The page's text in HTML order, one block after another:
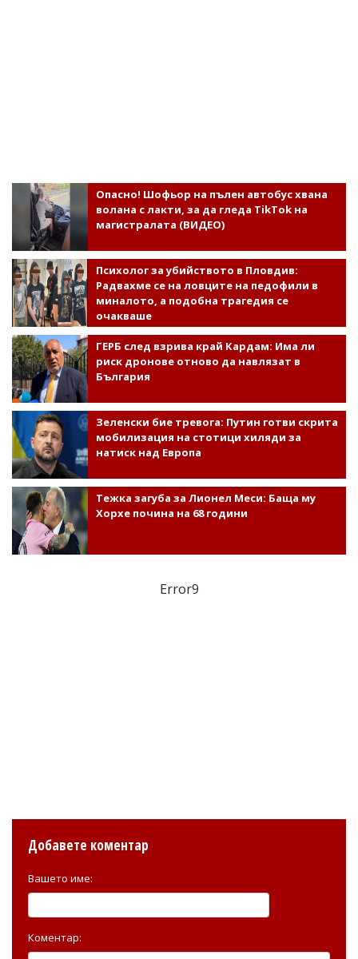
Опасно! Шофьор на пълен автобус хвана
волана с лакти, за да гледа TikTok на
магистралата (ВИДЕО)
Психолог за убийството в Пловдив:
Радвахме се на ловците на педофили в
миналото, а подобна трагедия се
очакваше
ГЕРБ след взрива край Кардам: Има ли
риск дронове отново да навлязат в
България
Зеленски бие тревога: Путин готви скрита
мобилизация на стотици хиляди за
натиск над Европа
Тежка загуба за Лионел Меси: Баща му
Хорхе почина на 68 години
Error9
Добавете коментар
Вашето име:
Коментар: